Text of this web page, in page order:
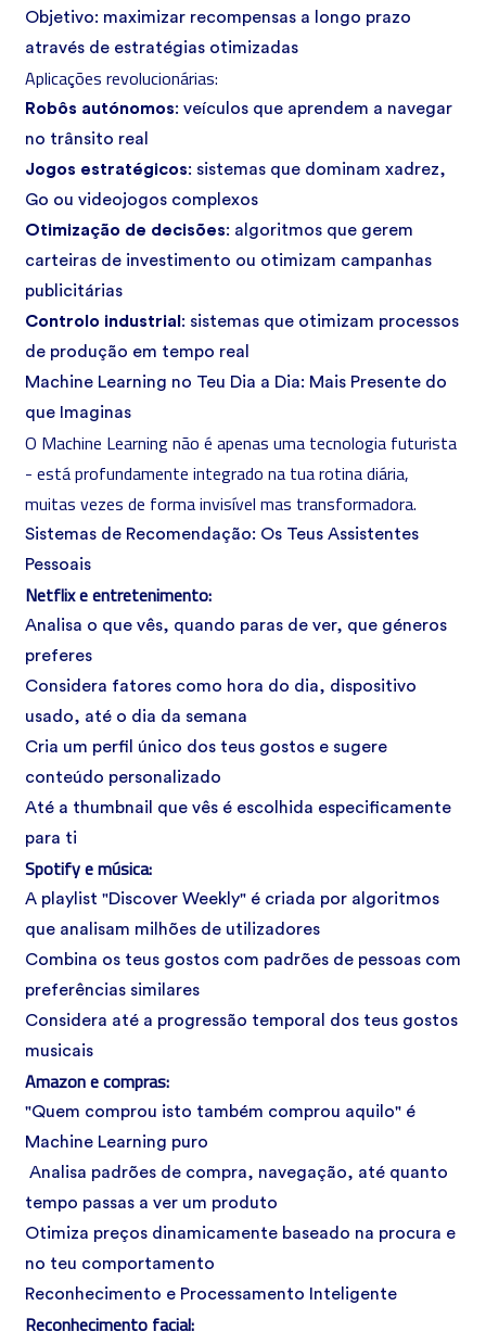
Objetivo: maximizar recompensas a longo prazo
através de estratégias otimizadas
Aplicações revolucionárias:
Robôs autónomos: veículos que aprendem a navegar
no trânsito real
Jogos estratégicos: sistemas que dominam xadrez,
Go ou videojogos complexos
Otimização de decisões: algoritmos que gerem
carteiras de investimento ou otimizam campanhas
publicitárias
Controlo industrial : sistemas que otimizam processos
de produção em tempo real
Machine Learning no Teu Dia a Dia: Mais Presente do
que Imaginas
O Machine Learning não é apenas uma tecnologia futurista
- está profundamente integrado na tua rotina diária,
muitas vezes de forma invisível mas transformadora.
Sistemas de Recomendação: Os Teus Assistentes
Pessoais
Netflix e entretenimento:
Analisa o que vês, quando paras de ver, que géneros
preferes
Considera fatores como hora do dia, dispositivo
usado, até o dia da semana
Cria um perfil único dos teus gostos e sugere
conteúdo personalizado
Até a thumbnail que vês é escolhida especificamente
para ti
Spotify e música:
A playlist "Discover Weekly" é criada por algoritmos
que analisam milhões de utilizadores
Combina os teus gostos com padrões de pessoas com
preferências similares
Considera até a progressão temporal dos teus gostos
musicais
Amazon e compras:
"Quem comprou isto também comprou aquilo" é
Machine Learning puro
Analisa padrões de compra, navegação, até quanto
tempo passas a ver um produto
Otimiza preços dinamicamente baseado na procura e
no teu comportamento
Reconhecimento e Processamento Inteligente
Reconhecimento facial: